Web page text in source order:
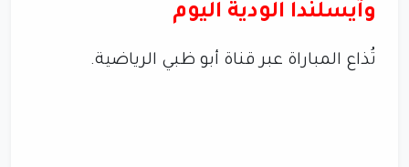
وآيسلندا الودية اليوم
تُذاع المباراة عبر قناة أبو ظبي الرياضية.